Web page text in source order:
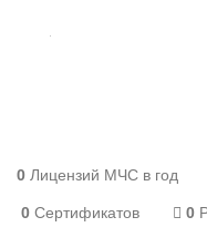
0 Лицензий МЧС в год
0 Сертификатов 0